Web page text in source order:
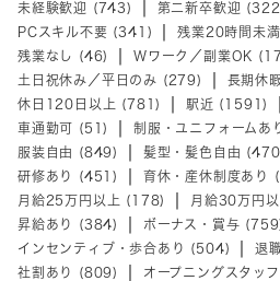
未経験歓迎 (743) 第二新卒歓迎
PCスキル不要 (341)
残業20時間未
残業なし (46)
Wワーク／副業OK
土日祝休み／平日のみ (279)
長期休
休日120日以上 (781)
駅近 (1591)
車通勤可 (51)
制服・ユニフォーム
服装自由 (849)
髪型・髪色自由
研修あり (451)
育休・産休制度あり
月給25万円以上 (178)
月給30万円
昇給あり (384)
ボーナス・賞与
インセンティブ・歩合あり (504)
退
社割あり (809)
オープニングスタッ